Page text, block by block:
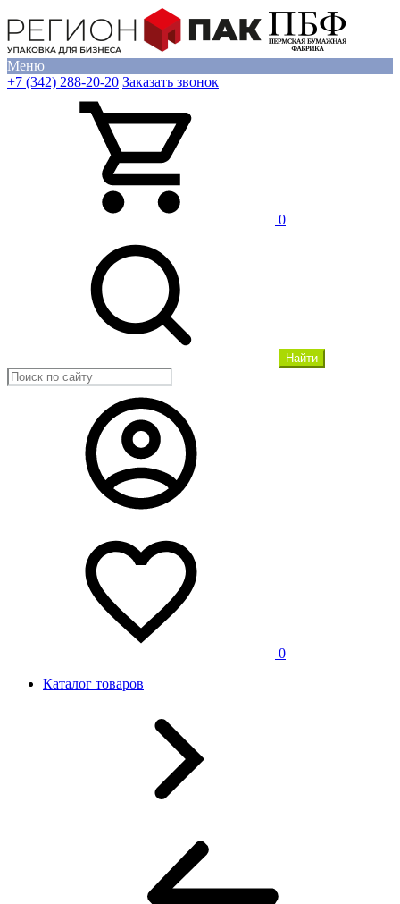
Меню
+7 (342) 288-20-20 Заказать звонок
0
Найти
0
Каталог товаров